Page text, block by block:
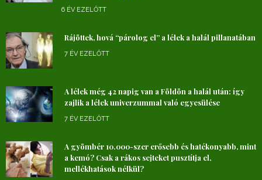
6 ÉV EZELŐTT
Rájöttek, hová “párolog el” a lélek a halál pillanatában
7 ÉV EZELŐTT
A lélek még 42 napig van a Földön a halál után: így
zajlik a lélek univerzummal való egyesülése
7 ÉV EZELŐTT
A gyömbér 10.000-szer erősebb és hatékonyabb, mint
a kemó? Csak a rákos sejteket pusztítja el,
mellékhatások nélkül?